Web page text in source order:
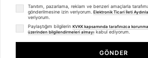
Tanıtım, pazarlama, reklam ve benzeri amaçlarla
gönderilmesine izin veriyorum. Elektronik Ticari İleti
veriyorum.
Paylaştığım bilgilerin KVKK kapsamında tarafınızca
üzerinden bilgilendirmeleri almayı kabul ediyorum.
GÖNDER